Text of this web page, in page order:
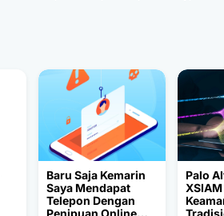
Baru Saja Kemarin
Saya Mendapat
Telepon Dengan
Palo